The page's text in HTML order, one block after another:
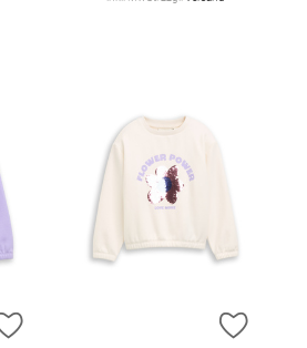
ZUR WUNSCHLISTE HINZUFÜGEN
ZUR